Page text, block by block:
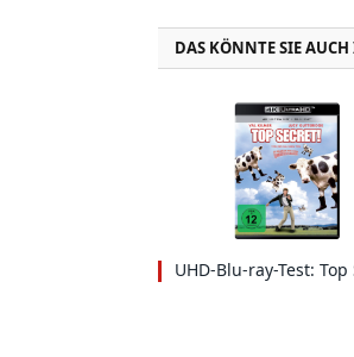
DAS KÖNNTE SIE
UHD-Blu-ray-Test: Top